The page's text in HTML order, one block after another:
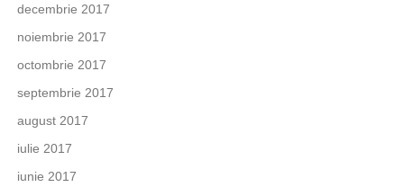
decembrie 2017
noiembrie 2017
octombrie 2017
septembrie 2017
august 2017
iulie 2017
iunie 2017